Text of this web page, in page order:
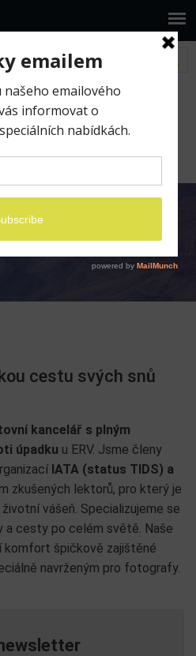
expedice
cestu svých snů
kancelář s plným
úpadku u ERV. Jsme členy
IATA (status TIDS) a
zkušených lektorů, pro který je
vášeň. Specializujeme se
a cesty po celém světě. Naše
špičkově zajištěné
navrženým pro fotografy.